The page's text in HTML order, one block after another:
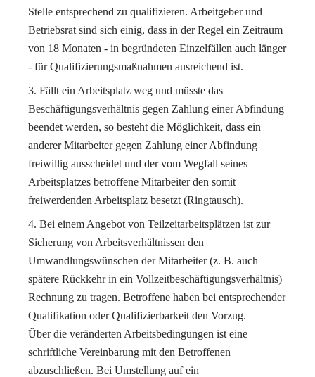
Stelle entsprechend zu qualifizieren. Arbeitgeber und
Betriebsrat sind sich einig, dass in der Regel ein Zeitraum
von 18 Monaten - in begründeten Einzelfällen auch länger
- für Qualifizierungsmaßnahmen ausreichend ist.
Fällt ein Arbeitsplatz weg und müsste das
Beschäftigungsverhältnis gegen Zahlung einer Abfindung
beendet werden, so besteht die Möglichkeit, dass ein
anderer Mitarbeiter gegen Zahlung einer Abfindung
freiwillig ausscheidet und der vom Wegfall seines
Arbeitsplatzes betroffene Mitarbeiter den somit
freiwerdenden Arbeitsplatz besetzt (Ringtausch).
Bei einem Angebot von Teilzeitarbeitsplätzen ist zur
Sicherung von Arbeitsverhältnissen den
Umwandlungswünschen der Mitarbeiter (z. B. auch
spätere Rückkehr in ein Vollzeitbeschäftigungsverhältnis)
Rechnung zu tragen. Betroffene haben bei entsprechender
Qualifikation oder Qualifizierbarkeit den Vorzug.
Über die veränderten Arbeitsbedingungen ist eine
schriftliche Vereinbarung mit den Betroffenen
abzuschließen. Bei Umstellung auf ein